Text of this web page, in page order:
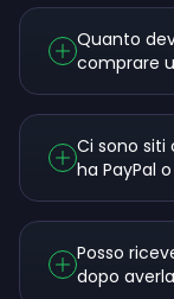
Quanto
comprare
Ci sono
ha PayPal
Posso
dopo